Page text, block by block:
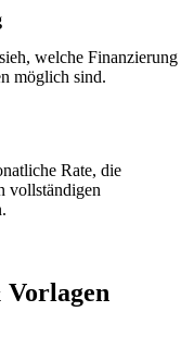
welche Finanzierung
möglich sind.
Rate, die
vollständigen
Vorlagen